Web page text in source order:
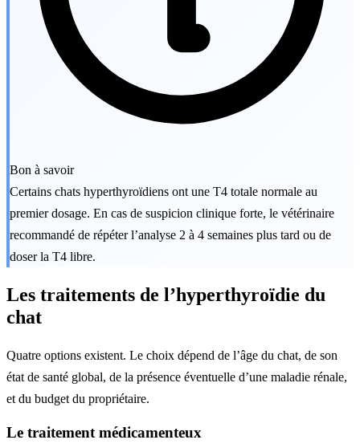
Bon à savoir
Certains chats hyperthyroïdiens ont une T4 totale normale au
premier dosage. En cas de suspicion clinique forte, le vétérinaire
recommandé de répéter l’analyse 2 à 4 semaines plus tard ou de
doser la T4 libre.
Les traitements de l’hyperthyroïdie du
chat
Quatre options existent. Le choix dépend de l’âge du chat, de son
état de santé global, de la présence éventuelle d’une maladie rénale,
et du budget du propriétaire.
Le traitement médicamenteux